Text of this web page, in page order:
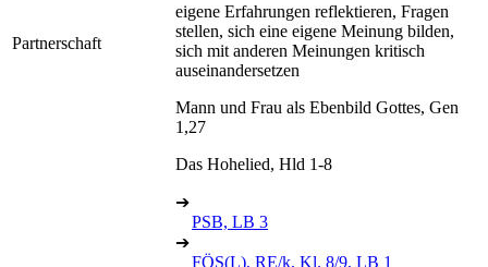
Partnerschaft
eigene Erfahrungen reflektieren, Fragen
stellen, sich eine eigene Meinung bilden,
sich mit anderen Meinungen kritisch
auseinandersetzen
Mann und Frau als Ebenbild Gottes, Gen
1,27
Das Hohelied, Hld 1-8
➔
PSB, LB 3
➔
FÖS(L), RE/k, Kl. 8/9, LB 1